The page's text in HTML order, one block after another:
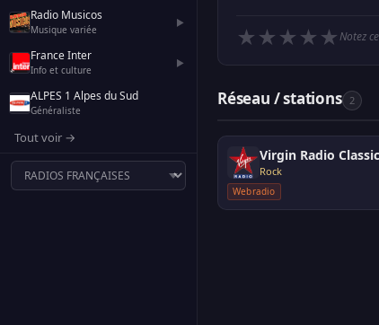
Radio Musicos
Musique variée
▶
France Inter
Info et culture
▶
ALPES 1 Alpes du Sud
Généraliste
Tout voir →
★ ★ ★ ★ ★Notez
Réseau / stations 2
Virgin Radio
Rock
Webradio